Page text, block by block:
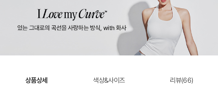
아트자수 가든 팬티
상품상세 색상&사이즈 리뷰(66)